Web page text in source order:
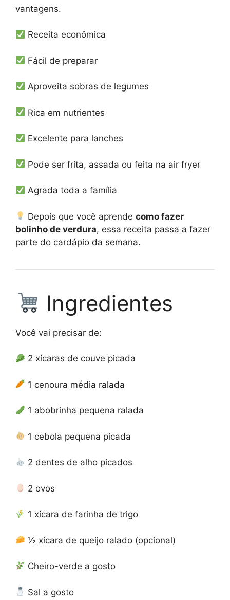
vantagens.
Receita econômica
Fácil de preparar
Aproveita sobras de legumes
Rica em nutrientes
Excelente para lanches
Pode ser frita, assada ou feita na air fryer
Agrada toda a família
Depois que você aprendecomo fazer
bolinho de verdura, essa receita passa a fazer
parte do cardápio da semana.
Ingredientes
Você vai precisar de:
2 xícaras de couve picada
1 cenoura média ralada
1 abobrinha pequena ralada
1 cebola pequena picada
2 dentes de alho picados
2 ovos
1 xícara de farinha de trigo
½ xícara de queijo ralado (opcional)
Cheiro-verde a gosto
Sal a gosto